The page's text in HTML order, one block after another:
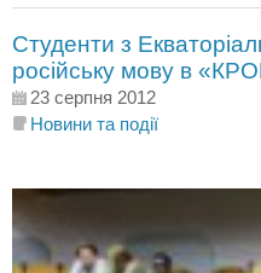
Студенти з
російську мову в
23 серпня 2012
Новини та події